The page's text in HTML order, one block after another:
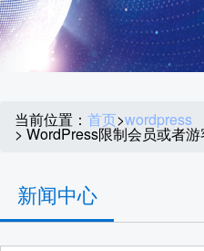
当前位置： 首页>wordpress
> WordPress限制会员或者
新闻中心